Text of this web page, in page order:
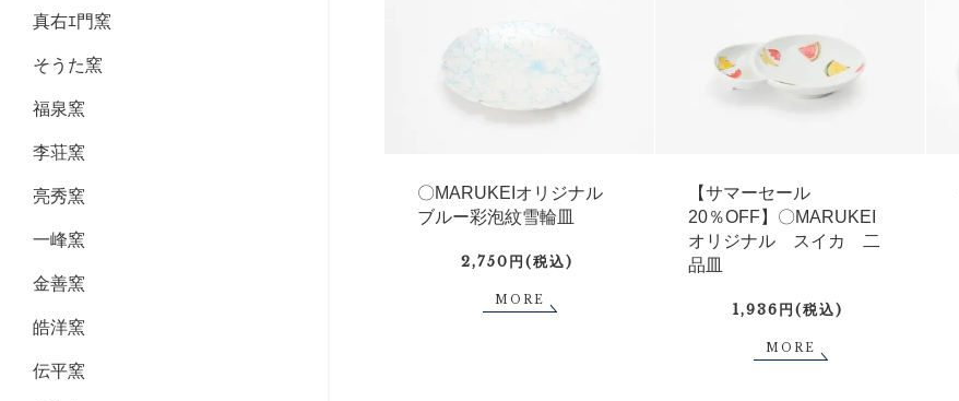
〇MARUKEIオリジナル
ブルー彩泡紋雪輪皿
2,750円(税込)
MORE
【サマーセール
20％OFF】〇MARUKEI
オリジナル スイカ 二
品皿
1,936円(税込)
MORE
真右ｴ門窯
そうた窯
福泉窯
李荘窯
亮秀窯
一峰窯
金善窯
皓洋窯
伝平窯